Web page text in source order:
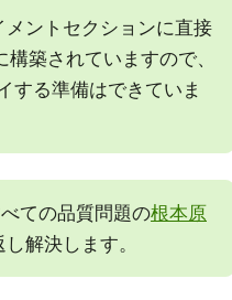
ントセクションに直接
築されていますので、
する準備はできていま
ての品質問題の根本原
解決します。